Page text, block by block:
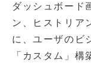
ダッシュボード
ン、ヒストリア
に、ユーザのビ
「カスタム」